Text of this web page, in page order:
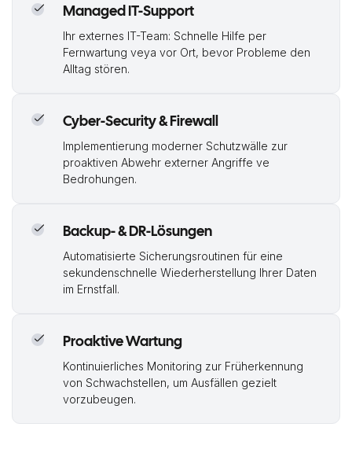
Managed IT-Support
Ihr externes IT-Team: Schnelle Hilfe per
Fernwartung veya vor Ort, bevor Probleme den
Alltag stören.
Cyber-Security & Firewall
Implementierung moderner Schutzwälle zur
proaktiven Abwehr externer Angriffe ve
Bedrohungen.
Backup- & DR-Lösungen
Automatisierte Sicherungsroutinen für eine
sekundenschnelle Wiederherstellung Ihrer Daten
im Ernstfall.
Proaktive Wartung
Kontinuierliches Monitoring zur Früherkennung
von Schwachstellen, um Ausfällen gezielt
vorzubeugen.